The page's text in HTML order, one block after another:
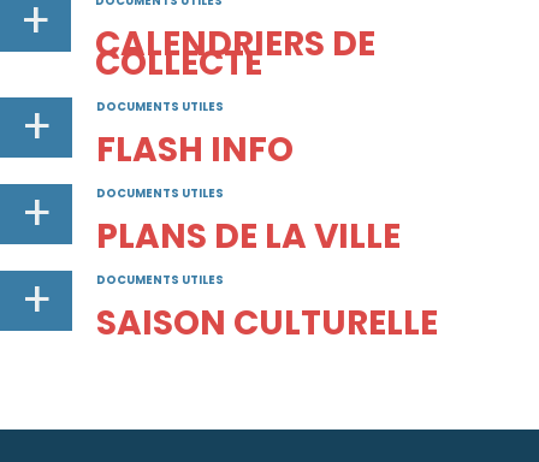
+ CALENDRIERS DE
COLLECTE
+ DOCUMENTS UTILES
FLASH INFO
+ DOCUMENTS UTILES
PLANS DE LA VILLE
+ DOCUMENTS UTILES
SAISON CULTURELLE